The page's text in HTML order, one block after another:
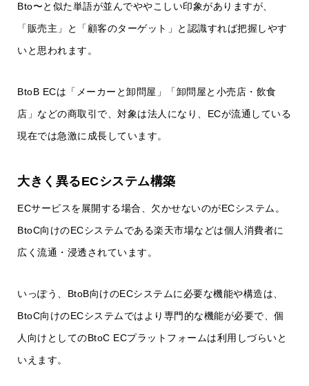
Bto〜と似た単語が並んでややこしい印象がありますが、
「販売主」と「顧客のターゲット」と認識すれば把握しやす
いと思われます。
BtoB ECは「メーカーと卸問屋」「卸問屋と小売店・飲食
店」などの商取引で、対象は法人になり、ECが流通している
現在では急激に成長しています。
大きく異るECシステム構築
ECサービスを展開する場合、欠かせないのがECシステム。
BtoC向けのECシステムである楽天市場などは個人消費者に
広く流通・浸透されています。
いっぽう、BtoB向けのECシステムに必要な機能や構造は、
BtoC向けのECシステムではより専門的な機能が必要で、個
人向けとしてのBtoC ECプラットフォームは利用しづらいと
いえます。